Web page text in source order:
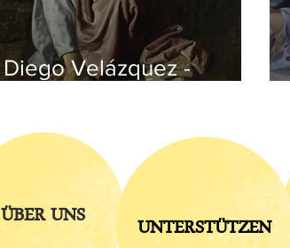
Diego Velázquez -
ÜBER UNS UNTERSTÜTZEN